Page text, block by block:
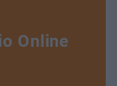
Online